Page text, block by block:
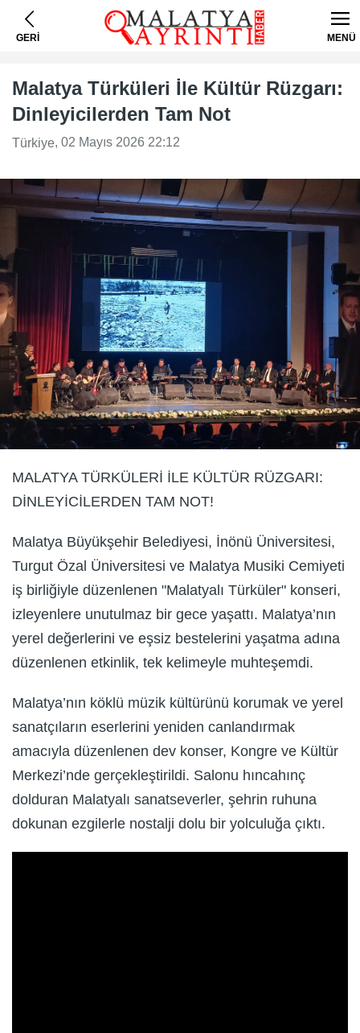
GERİ MENÜ
Malatya Türküleri İle Kültür Rüzgarı:
Dinleyicilerden Tam Not
Türkiye, 02 Mayıs 2026 22:12
MALATYA TÜRKÜLERİ İLE KÜLTÜR RÜZGARI:
DİNLEYİCİLERDEN TAM NOT!
Malatya Büyükşehir Belediyesi, İnönü Üniversitesi,
Turgut Özal Üniversitesi ve Malatya Musiki Cemiyeti
iş birliğiyle düzenlenen "Malatyalı Türküler" konseri,
izleyenlere unutulmaz bir gece yaşattı. Malatya’nın
yerel değerlerini ve eşsiz bestelerini yaşatma adına
düzenlenen etkinlik, tek kelimeyle muhteşemdi.
Malatya’nın köklü müzik kültürünü korumak ve yerel
sanatçıların eserlerini yeniden canlandırmak
amacıyla düzenlenen dev konser, Kongre ve Kültür
Merkezi’nde gerçekleştirildi. Salonu hıncahınç
dolduran Malatyalı sanatseverler, şehrin ruhuna
dokunan ezgilerle nostalji dolu bir yolculuğa çıktı.